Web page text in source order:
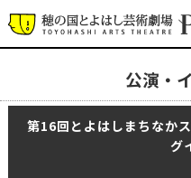
公演・
第16回とよはしまちなか
グ
最新の公演・イベント情
演劇・ダンス・音楽など